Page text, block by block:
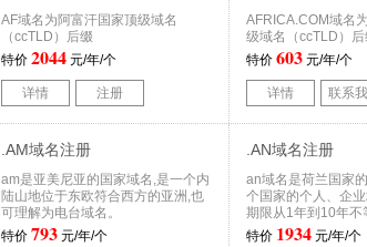
AF域名为阿富汗国家顶级域名
（ccTLD）后缀
特价 2044 元/年/个
详情 注册
AFRICA.COM域名
级域名（ccTLD）后
特价 603 元/年/个
详情 联系
.AM域名注册
am是亚美尼亚的国家域名,是一个内
陆山地位于东欧符合西方的亚洲,也
可理解为电台域名。
特价 793 元/年/个
.AN域名注册
an域名是荷兰国家
个国家的个人、企
期限从1年到10年不
特价 1934 元/年/个